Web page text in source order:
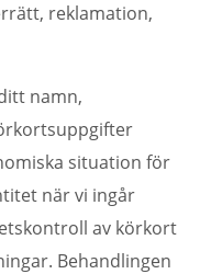
reklamation,
namn,
situation för
när vi ingår
av körkort
Behandlingen